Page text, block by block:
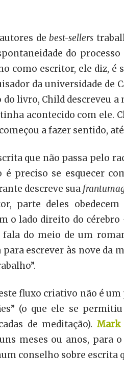
debest-sellers
do
como escritor, ele diz,
da universidade
livro, Child descreveu a
tinha acontecido com ele.
a fazer sentido,
que não passa pelo
é preciso se esquecer
descreve sua
parte deles
o lado direito do cérebro
fala do meio de um
para escrever às nove da
fluxo criativo não é
(o que ele se
de meditação). Mark
meses ou anos, para
conselho sobre escrita